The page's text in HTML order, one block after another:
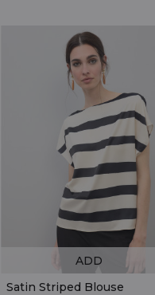
Satin Striped Blouse
ADD